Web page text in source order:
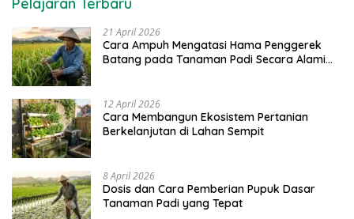
Pelajaran Terbaru
21 April 2026
Cara Ampuh Mengatasi Hama Penggerek
Batang pada Tanaman Padi Secara Alami
12 April 2026
Cara Membangun Ekosistem Pertanian
Berkelanjutan di Lahan Sempit
8 April 2026
Dosis dan Cara Pemberian Pupuk Dasar
Tanaman Padi yang Tepat